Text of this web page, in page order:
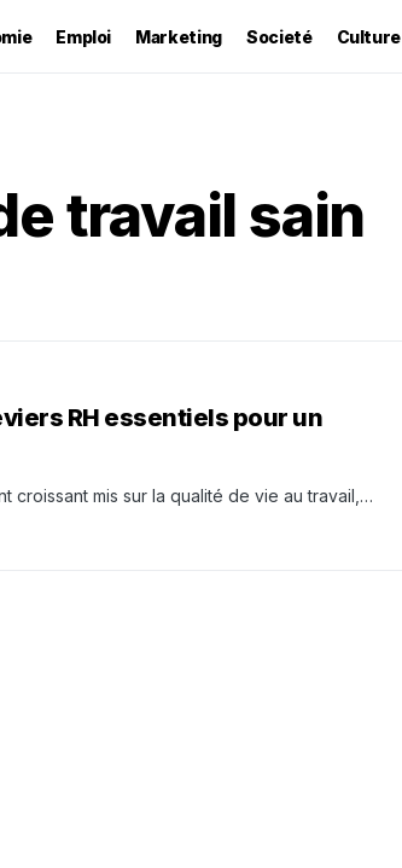
Emploi Marketing Societé Culture
travail sain
RH essentiels pour un
croissant mis sur la qualité de vie au travail,…